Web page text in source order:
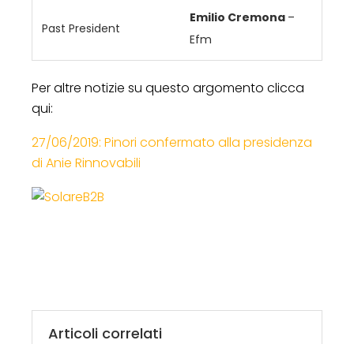
Past President
Emilio Cremona –
Efm
Per altre notizie su questo argomento clicca
qui:
27/06/2019: Pinori confermato alla presidenza
di Anie Rinnovabili
Articoli correlati